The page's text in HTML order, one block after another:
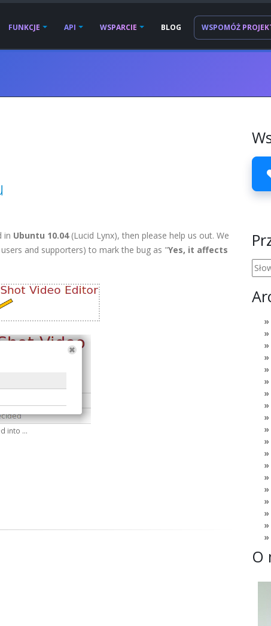
FUNKCJE API WSPARCIE BLOG WSPOMÓŻ
in Ubuntu 10.04(Lucid Lynx), then please help us out. We
and supporters) to mark the bug as "Yes, it affects
into ...
O